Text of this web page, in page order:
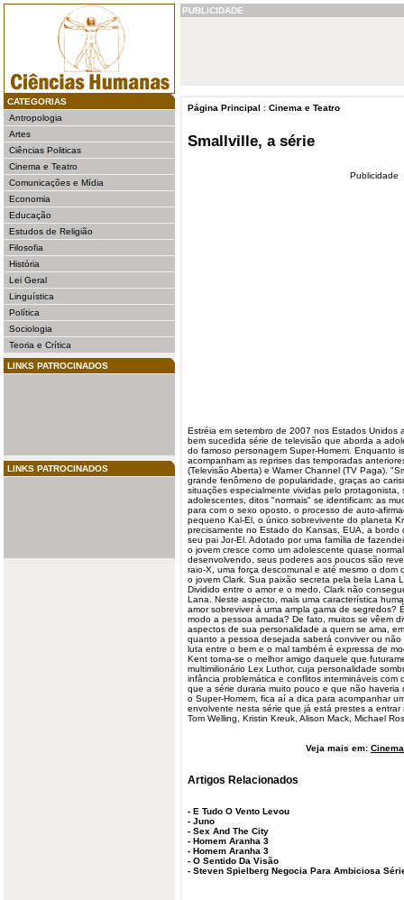
CATEGORIAS
Antropologia
Artes
Ciências Politicas
Cinema e Teatro
Comunicações e Mídia
Economia
Educação
Estudos de Religião
Filosofia
História
Lei Geral
Linguística
Política
Sociologia
Teoria e Crítica
LINKS PATROCINADOS
LINKS PATROCINADOS
PUBLICIDADE
Página Principal : Cinema e Teatro
Smallville, a série
Publicidade
Estréia em setembro de 2007 nos Estados Unidos
bem sucedida série de televisão que aborda a
do famoso personagem Super-Homem. Enquanto
acompanham as reprises das temporadas
(Televisão Aberta) e Warner Channel (TV Paga).
grande fenômeno de popularidade, graças ao
situações especialmente vividas pelo protagonista,
adolescentes, ditos "normais" se identificam: as
para com o sexo oposto, o processo de auto-
pequeno Kal-El, o único sobrevivente do planeta
precisamente no Estado do Kansas, EUA, a
seu pai Jor-El. Adotado por uma família de
o jovem cresce como um adolescente quase
desenvolvendo, seus poderes aos poucos são
raio-X, uma força descomunal e até mesmo o dom
o jovem Clark. Sua paixão secreta pela bela Lana
Dividido entre o amor e o medo, Clark não
Lana. Neste aspecto, mais uma característica
amor sobreviver à uma ampla gama de segredos?
modo a pessoa amada? De fato, muitos se vêem
aspectos de sua personalidade a quem se ama,
quanto a pessoa desejada saberá conviver ou
luta entre o bem e o mal também é expressa de
Kent torna-se o melhor amigo daquele que
multimilionário Lex Luthor, cuja personalidade
infância problemática e conflitos intermináveis com
que a série duraria muito pouco e que não haveria
o Super-Homem, fica aí a dica para acompanhar
envolvente nesta série que já está prestes a
Tom Welling, Kristin Kreuk, Alison Mack, Michael
Veja mais em:
Artigos Relacionados
- E Tudo O Vento Levou
- Juno
- Sex And The City
- Homem Aranha 3
- Homem Aranha 3
- O Sentido Da Visão
- Steven Spielberg Negocia Para Ambiciosa